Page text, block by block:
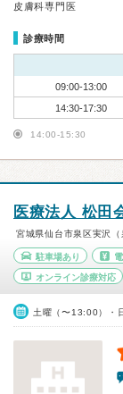
皮膚科専門医
診療時間
09:00-13:00
14:30-17:30
14:00-15:30
医療法人 松田
宮城県仙台市泉区実沢（
駐車場あり
オンライン診療対応
土曜（〜13:00）・